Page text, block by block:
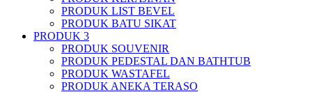
PRODUK LIST BEVEL
PRODUK BATU SIKAT
PRODUK 3
PRODUK SOUVENIR
PRODUK PEDESTAL DAN BATHTUB
PRODUK WASTAFEL
PRODUK ANEKA TERASO